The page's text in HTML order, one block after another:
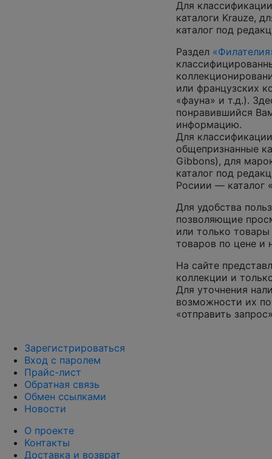
Для
каталоги Krauze,
каталог под
Раздел
или французских
«фауна» и т.д.).
понравившийся
информацию.
Для
общепризнанные
Gibbons), для
каталог под
Росиии — каталог
Для удобства
позволяющие
или только
товаров по цене и
На сайте
коллекции и
Для уточнения
возможности их
«отправить
Зарегистрироваться
Вход с паролем
Прайс-лист
Обратная связь
Обмен ссылками
Новости
О проекте
Контакты
Доставка и возврат